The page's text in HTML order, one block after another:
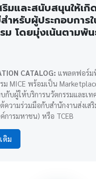
ริมและสนับสนุนให้เกิ
ำหรับผู้ประกอบการ
ม โดยมุ่งเน้นตามพั
CATALOG: แพลตฟอร์ม
ม MICE พร้อมเป็น
กับผู้ให้บริการนวัตกรรมและเท
ความร่วมมือกับสำนักงานส่งเส
การมหาชน) หรือ TCEB
ติม